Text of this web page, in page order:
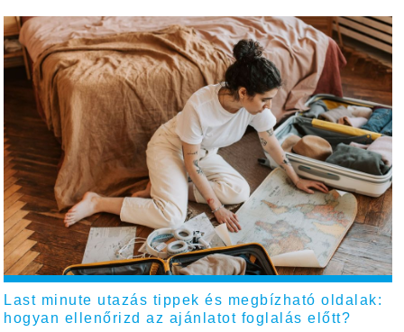
Last minute utazás tippek és megbízható oldalak:
hogyan ellenőrizd az ajánlatot foglalás előtt?